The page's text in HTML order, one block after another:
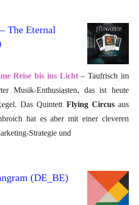
The Eternal
Reise bis ins Licht– Taufrisch im
Musik-Enthusiasten, das ist heute
Das Quintett Flying Circusaus
hat es aber mit einer cleveren
Strategie und
(DE_BE)